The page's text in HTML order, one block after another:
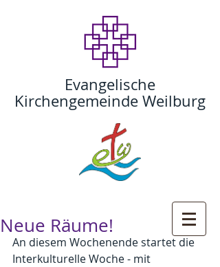
Evangelische
Kirchengemeinde Weilburg
Neue Räume!
An diesem Wochenende startet die
Interkulturelle Woche - mit